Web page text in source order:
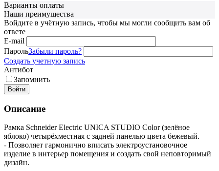
Варианты оплаты
Наши преимущества
Войдите в учётную запись, чтобы мы могли сообщить вам об
ответе
E-mail
ПарольЗабыли пароль?
Создать учетную запись
Антибот
Запомнить
Войти
Описание
Рамка Schneider Electric UNICA STUDIO Color (зелёное
яблоко) четырёхместная с задней панелью цвета бежевый.
- Позволяет гармонично вписать электроустановочное
изделие в интерьер помещения и создать свой неповторимый
дизайн.